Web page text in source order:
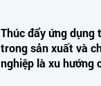
Thúc đẩy ứng dụng
trong sản xuất và
nghiệp là xu hướng